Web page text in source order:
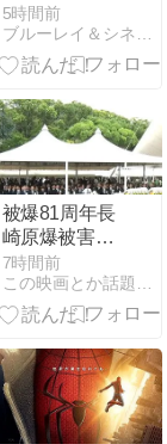
ー・スコット
監督の近未来
ディストピ
ル『ラスト・
サバイバー』
5時間前
被爆81周年長
崎原爆被害者
慰霊平和祈念
式典
7時間前
この映画とか話題とか動画はどう？